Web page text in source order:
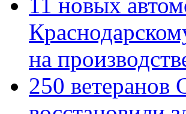
на
250 ветеранов